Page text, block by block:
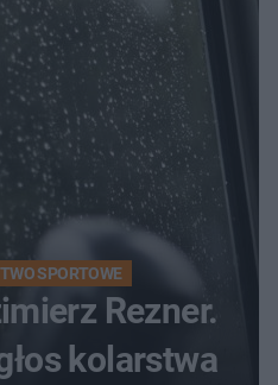
SPORTOWE
Rezner.
kolarstwa